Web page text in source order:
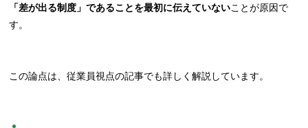
「差が出る制度」であることを最初に伝えていないことが原因で
す。
この論点は、従業員視点の記事でも詳しく解説しています。